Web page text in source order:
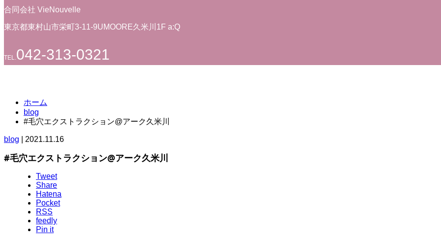
合同会社 VieNouvelle
東京都東村山市栄町3-11-9UMOORE久米川1F a:Q
TEL.042-313-0321
ホーム
blog
#毛穴エクストラクション@アーク久米川
blog 2021.11.16
#毛穴エクストラクション@アーク久米川
Tweet
Share
Hatena
Pocket
RSS
feedly
Pin it